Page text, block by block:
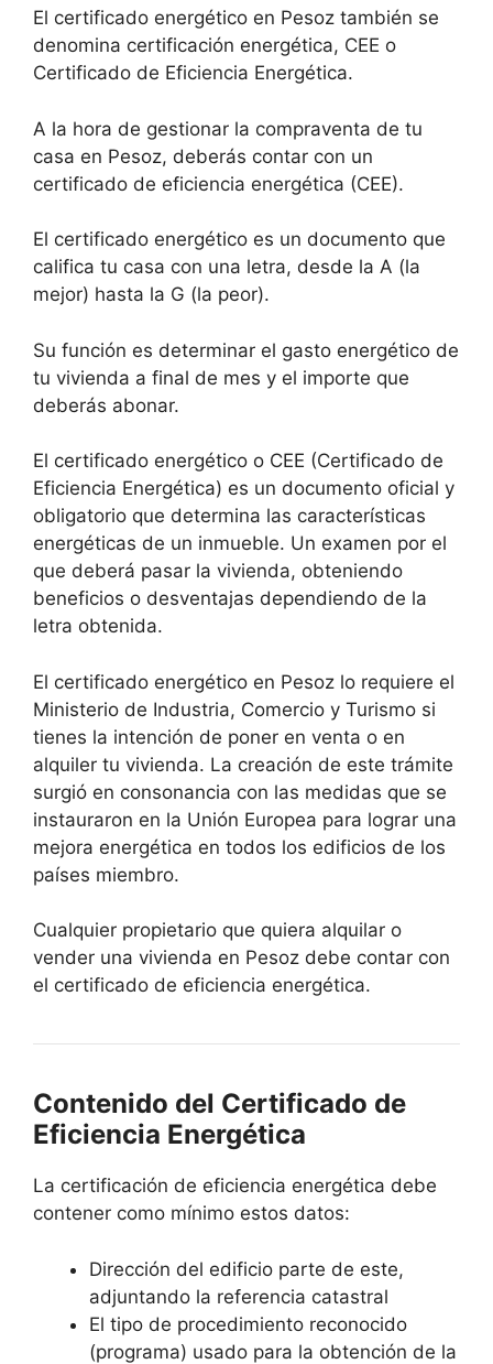
El certificado energético en Pesoz también se
denomina certificación energética, CEE o
Certificado de Eficiencia Energética.
A la hora de gestionar la compraventa de tu
casa en Pesoz, deberás contar con un
certificado de eficiencia energética (CEE).
El certificado energético es un documento que
califica tu casa con una letra, desde la A (la
mejor) hasta la G (la peor).
Su función es determinar el gasto energético de
tu vivienda a final de mes y el importe que
deberás abonar.
El certificado energético o CEE (Certificado de
Eficiencia Energética) es un documento oficial y
obligatorio que determina las características
energéticas de un inmueble. Un examen por el
que deberá pasar la vivienda, obteniendo
beneficios o desventajas dependiendo de la
letra obtenida.
El certificado energético en Pesoz lo requiere el
Ministerio de Industria, Comercio y Turismo si
tienes la intención de poner en venta o en
alquiler tu vivienda. La creación de este trámite
surgió en consonancia con las medidas que se
instauraron en la Unión Europea para lograr una
mejora energética en todos los edificios de los
países miembro.
Cualquier propietario que quiera alquilar o
vender una vivienda en Pesoz debe contar con
el certificado de eficiencia energética.
Contenido del Certificado de
Eficiencia Energética
La certificación de eficiencia energética debe
contener como mínimo estos datos:
Dirección del edificio parte de este,
adjuntando la referencia catastral
El tipo de procedimiento reconocido
(programa) usado para la obtención de la